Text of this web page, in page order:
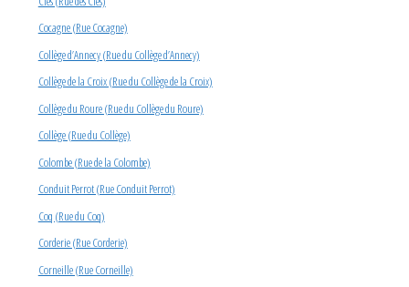
Cocagne (Rue Cocagne)
Collège d’Annecy (Rue du Collège d’Annecy)
Collège de la Croix (Rue du Collège de la Croix)
Collège du Roure (Rue du Collège du Roure)
Collège (Rue du Collège)
Colombe (Rue de la Colombe)
Conduit Perrot (Rue Conduit Perrot)
Coq (Rue du Coq)
Corderie (Rue Corderie)
Corneille (Rue Corneille)